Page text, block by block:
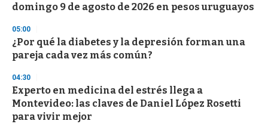
domingo 9 de agosto de 2026 en pesos uruguayos
05:00
¿Por qué la diabetes y la depresión forman una
pareja cada vez más común?
04:30
Experto en medicina del estrés llega a
Montevideo: las claves de Daniel López Rosetti
para vivir mejor